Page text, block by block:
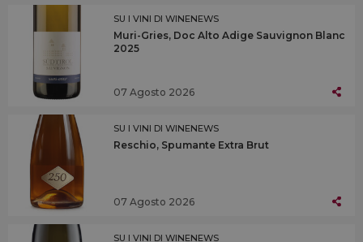
SU I VINI DI WINENEWS
Muri-Gries, Doc Alto Adige Sauvignon Blanc
2025
07 Agosto 2026
SU I VINI DI WINENEWS
Reschio, Spumante Extra Brut
07 Agosto 2026
SU I VINI DI WINENEWS